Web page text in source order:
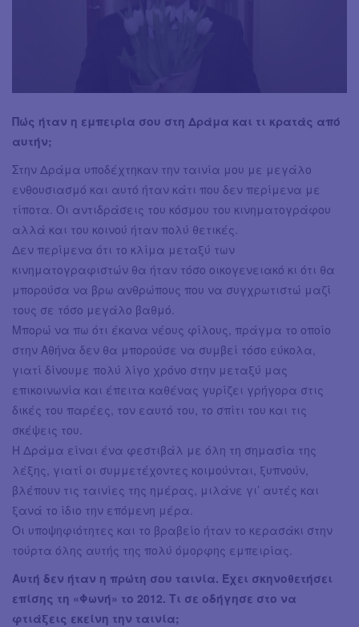
Πώς ήταν η εμπειρία σου στη Δράμα και τι κρατάς από
αυτήν;
Στην Δράμα υποδέχτηκαν την ταινία μου με μεγάλο
ενθουσιασμό και αυτό ήταν κάτι που δεν περίμενα με
τίποτα. Οι αντιδράσεις του κόσμου του κινηματογράφου
αλλά και του κοινού ήταν πολύ θετικές.
Δεν περίμενα ότι το κλίμα μεταξύ των
κινηματογραφιστών θα ήταν τόσο οικογενειακό κι ότι θα
μπορούσα να βρω ανθρώπους που να συγχρωτιστώ μαζί
τους σε τόσο μεγάλο βαθμό.
Μπορώ να πω ότι έκανα νέους φίλους, πράγμα το οποίο
στην Αθήνα δεν θα μπορούσε να συμβεί τόσο εύκολα,
γιατί δίνουμε πολύ λίγο χρόνο στην μεταξύ μας
επικοινωνία και έπειτα καθένας γυρίζει γρήγορα στις
δικές του παρέες, τον εαυτό του, το σπίτι του και τις
σκέψεις του.
Η Δράμα είναι ένα φεστιβάλ με όλη τη σημασία της
λέξης, γιατί οι συμμετέχοντες κοιμούνται, ξυπνούν,
βλέπουν τις ταινίες της ημέρας, μιλάνε γι’ αυτές και
ξανά το ίδιο την επόμενη μέρα.
Οι υποψηφιότητες και το βραβείο ήταν το κερασάκι στην
τούρτα όλης αυτής της πολύ όμορφης εμπειρίας.
Αυτή δεν ήταν η πρώτη σου ταινία. Έχει σκηνοθετήσει
επίσης τη «Φωνή» το 2012. Τι σε οδήγησε στο να
φτιάξεις εκείνη την ταινία;